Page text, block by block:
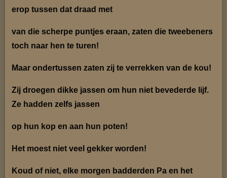
erop tussen dat draad met
van die scherpe puntjes eraan, zaten die tweebeners
toch naar hen te turen!
Maar ondertussen zaten zij te verrekken van de kou!
Zij droegen dikke jassen om hun niet bevederde lijf.
Ze hadden zelfs jassen
op hun kop en aan hun poten!
Het moest niet veel gekker worden!
Koud of niet, elke morgen badderden Pa en het